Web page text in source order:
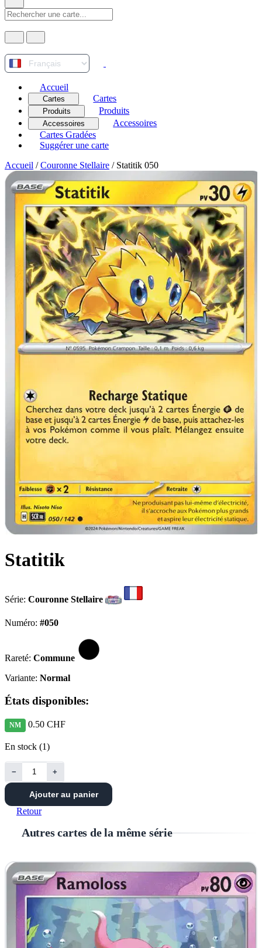
Accueil
Cartes Cartes
Produits Produits
Accessoires
Accessoires
Cartes Gradées
Suggérer une carte
Accueil / Couronne Stellaire / Statitik 050
Statitik
Série: Couronne Stellaire
Numéro: #050
Rareté: Commune
Variante: Normal
États disponibles:
NM 0.50 CHF
En stock (1)
− +
Ajouter au panier
Retour
Autres cartes de la même série